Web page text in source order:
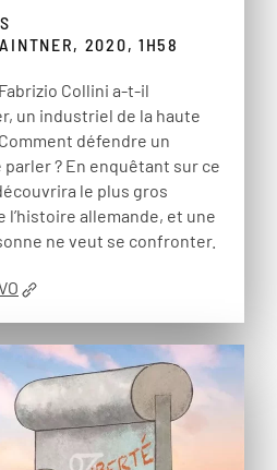
2020, 1H58
Collini a-t-il
un industriel de la haute
défendre un
? En enquêtant sur ce
le plus gros
l’histoire allemande, et une
ne veut se confronter.